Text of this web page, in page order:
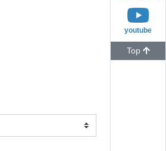
youtube
Top